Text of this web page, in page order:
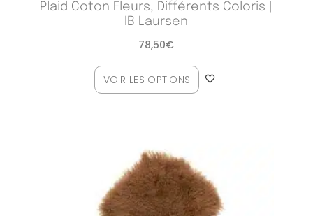
Plaid Coton Fleurs, Différents Coloris |
IB Laursen
78,50€
VOIR LES OPTIONS